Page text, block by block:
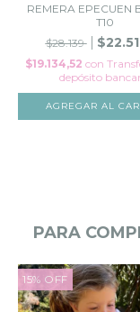
REMERA EPECUEN
T10
$28.139
$19.134,52 con
depósito
AGREGAR AL
PARA
15% OFF